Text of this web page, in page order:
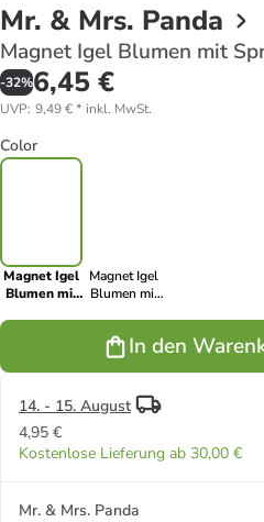
Mr. & Mrs. Panda
Magnet Igel Blumen mit
-32%6,45 €
UVP: 9,49 €* inkl. MwSt.
Color
Magnet Igel
Blumen mit
Magnet Igel
Blumen mit
In den
14. - 15. August
4,95 €
Kostenlose Lieferung ab 30,00 €
Mr. & Mrs. Panda